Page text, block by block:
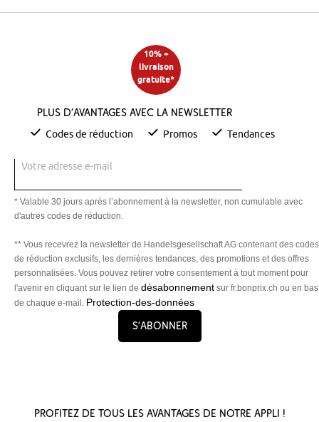
10% +
livraison
gratuite*
Plus d’avantages avec la newsletter
Codes de réduction Promos Tendances
Votre adresse e-mail
* Valable 30 jours après l’abonnement à la newsletter, non cumulable avec
d'autres codes de réduction.
** Vous recevrez la newsletter de Handelsgesellschaft AG contenant des codes
de réduction exclusifs, les dernières tendances, des promotions et des offres
personnalisées. Vous pouvez retirer votre consentement à tout moment pour
l'avenir en cliquant sur le lien de désabonnement sur fr.bonprix.ch ou en bas
de chaque e-mail. Protection-des-données
S’abonner
Profitez de tous les avantages de notre appli !